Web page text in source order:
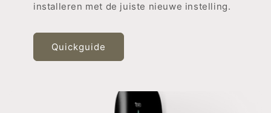
installeren met de juiste nieuwe instelling.
Quickguide